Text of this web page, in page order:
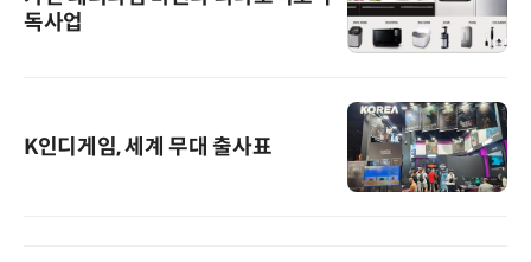
독사업
K인디게임, 세계 무대 출사표